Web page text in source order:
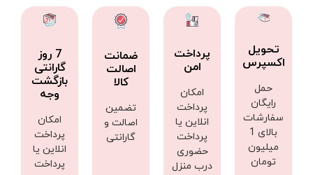
تحویل
اکسپرس
حمل
رایگان
سفارشات
بالای 1
میلیون
تومان
پرداخت
امن
امکان
پرداخت
انلاین یا
پرداخت
حضوری
درب منزل
ضمانت
اصالت
کالا
تضمین
اصالت و
گارانتی
7 روز
گارانتی
بازگشت
وجه
امکان
پرداخت
انلاین یا
پرداخت